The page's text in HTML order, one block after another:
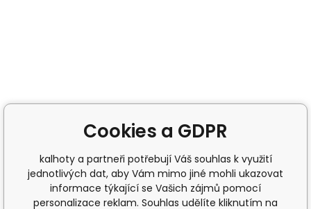
Cookies a GDPR
kalhoty a partneři potřebují Váš souhlas k využití
jednotlivých dat, aby Vám mimo jiné mohli ukazovat
informace týkající se Vašich zájmů pomocí
personalizace reklam. Souhlas udělíte kliknutím na